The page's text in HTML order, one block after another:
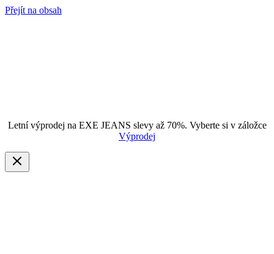
Přejít na obsah
Letní výprodej na EXE JEANS slevy až 70%. Vyberte si v záložce
Výprodej